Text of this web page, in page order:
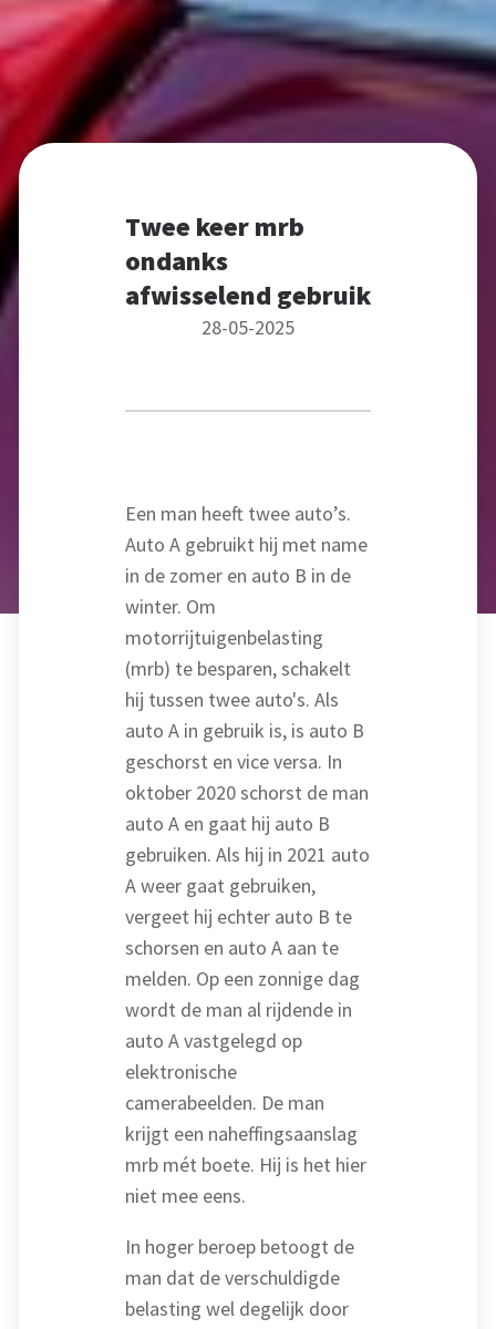
Twee keer mrb
ondanks
afwisselend gebruik
28-05-2025
Een man heeft twee auto’s.
Auto A gebruikt hij met name
in de zomer en auto B in de
winter. Om
motorrijtuigenbelasting
(mrb) te besparen, schakelt
hij tussen twee auto's. Als
auto A in gebruik is, is auto B
geschorst en vice versa. In
oktober 2020 schorst de man
auto A en gaat hij auto B
gebruiken. Als hij in 2021 auto
A weer gaat gebruiken,
vergeet hij echter auto B te
schorsen en auto A aan te
melden. Op een zonnige dag
wordt de man al rijdende in
auto A vastgelegd op
elektronische
camerabeelden. De man
krijgt een naheffingsaanslag
mrb mét boete. Hij is het hier
niet mee eens.
In hoger beroep betoogt de
man dat de verschuldigde
belasting wel degelijk door